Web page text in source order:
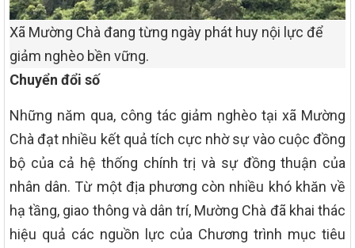
Xã Mường Chà đang từng ngày phát huy nội lực để
giảm nghèo bền vững.
Chuyển đổi số
Những năm qua, công tác giảm nghèo tại xã Mường
Chà đạt nhiều kết quả tích cực nhờ sự vào cuộc đồng
bộ của cả hệ thống chính trị và sự đồng thuận của
nhân dân. Từ một địa phương còn nhiều khó khăn về
hạ tầng, giao thông và dân trí, Mường Chà đã khai thác
hiệu quả các nguồn lực của Chương trình mục tiêu